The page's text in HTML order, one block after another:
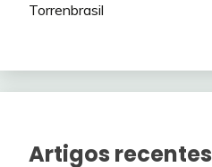
Torrenbrasil
Artigos recentes